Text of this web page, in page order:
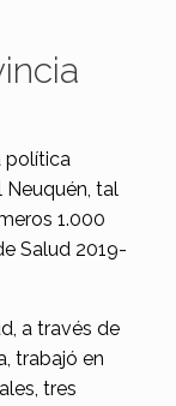
política
Neuquén, tal
1.000
Salud 2019-
a través de
trabajó en
tres